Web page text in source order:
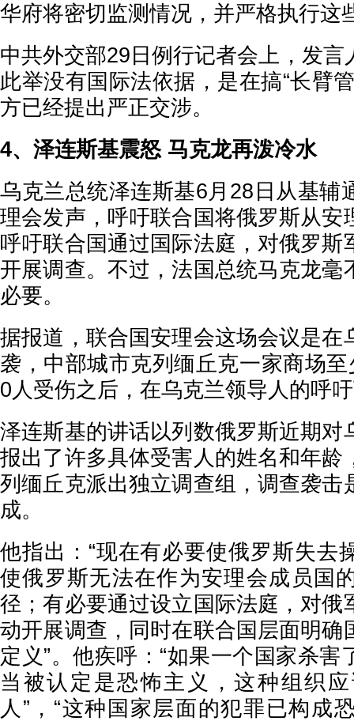
华府将密切监测情况，并严格执行这
中共外交部29日例行记者会上，发言
此举没有国际法依据，是在搞“长臂
方已经提出严正交涉。
4、泽连斯基震怒 马克龙再泼冷水
乌克兰总统泽连斯基6月28日从基辅
理会发声，呼吁联合国将俄罗斯从安
呼吁联合国通过国际法庭，对俄罗斯
开展调查。不过，法国总统马克龙毫
必要。
据报道，联合国安理会这场会议是在
袭，中部城市克列缅丘克一家商场
0人受伤之后，在乌克兰领导人的呼
泽连斯基的讲话以列数俄罗斯近期对
报出了许多具体受害人的姓名和年龄
列缅丘克派出独立调查组，调查袭击
成。
他指出：“现在有必要使俄罗斯失去
使俄罗斯无法在作为安理会成员国
径；有必要通过设立国际法庭，对俄
动开展调查，同时在联合国层面明确
定义”。他疾呼：“如果一个国家杀害
当被认定是恐怖主义，这种组织
人”，“这种国家层面的犯罪已构成